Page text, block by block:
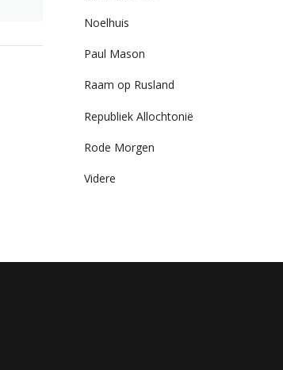
Noelhuis
Paul Mason
Raam op Rusland
Republiek Allochtonië
Rode Morgen
Videre